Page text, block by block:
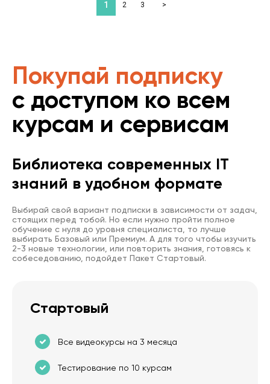
1 2 3 >
Покупай подписку
с доступом ко всем
курсам и сервисам
Библиотека современных IT
знаний в удобном формате
Выбирай свой вариант подписки в зависимости от задач,
стоящих перед тобой. Но если нужно пройти полное
обучение с нуля до уровня специалиста, то лучше
выбирать Базовый или Премиум. А для того чтобы изучить
2-3 новые технологии, или повторить знания, готовясь к
собеседованию, подойдет Пакет Стартовый.
Стартовый
Все видеокурсы на 3 месяца
Тестирование по 10 курсам